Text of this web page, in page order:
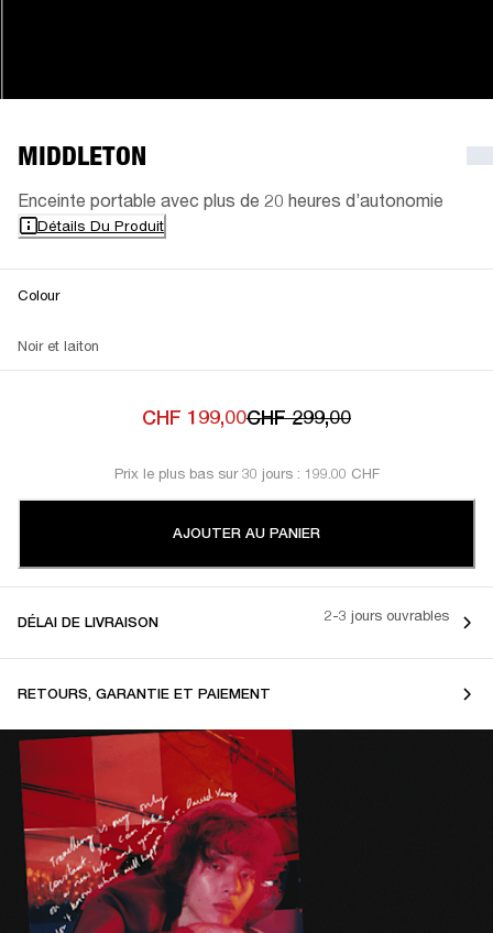
MIDDLETON
Enceinte portable avec plus de 20 heures d’autonomie
Détails Du Produit
Colour
Noir et laiton
CHF 199,00CHF 299,00
Prix le plus bas sur 30 jours : 199.00 CHF
AJOUTER AU PANIER
DÉLAI DE LIVRAISON 2-3 jours ouvrables
RETOURS, GARANTIE ET PAIEMENT